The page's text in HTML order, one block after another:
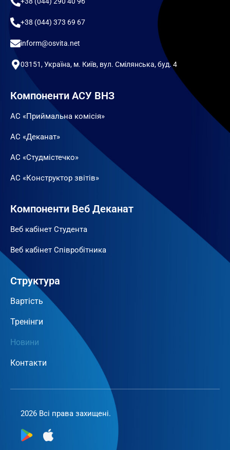
+38 (044) 373 69 67
inform@osvita.net
03151, Україна, м. Київ, вул. Смілянська, буд. 4
Компоненти АСУ ВНЗ
АС «Приймальна комісія»
АС «Деканат»
АС «Студмістечко»
АС «Конструктор звітів»
Компоненти Веб Деканат
Веб кабінет Студента
Веб кабінет Співробітника
Структура
Вартість
Тренінги
Новини
Контакти
2026 Всі права захищені.